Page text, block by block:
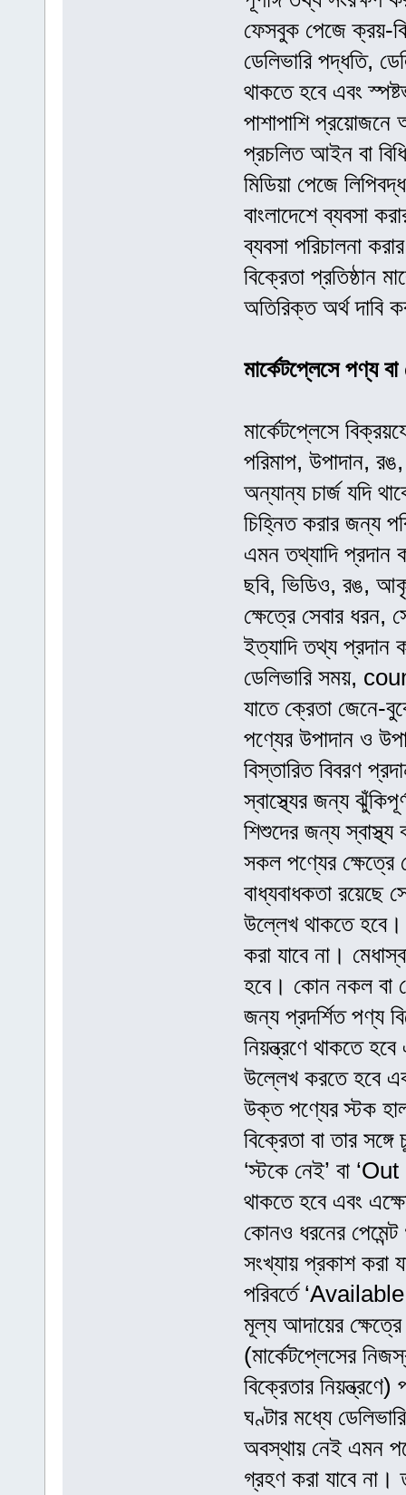
ফেসবুক পেজে ক্রয়-
ডেলিভারি পদ্ধতি,
থাকতে হবে এবং
পাশাপাশি প্রয়োজনে
প্রচলিত আইন বা
মিডিয়া পেজে
বাংলাদেশে ব্যবসা
ব্যবসা পরিচালনা
বিক্রেতা প্রতিষ্ঠান
অতিরিক্ত অর্থ দাবি
মার্কেটপ্লেসে পণ্য
মার্কেটপ্লেসে
পরিমাপ, উপাদান,
অন্যান্য চার্জ যদি
চিহ্নিত করার জন্য
এমন তথ্যাদি প্রদান
ছবি, ভিডিও, রঙ,
ক্ষেত্রে সেবার ধরন,
ইত্যাদি তথ্য প্রদান
ডেলিভারি সময়,
যাতে ক্রেতা জেনে-
পণ্যের উপাদান ও
বিস্তারিত বিবরণ
স্বাস্থ্যের জন্য
শিশুদের জন্য
সকল পণ্যের ক্ষেত্রে
বাধ্যবাধকতা রয়েছে
উল্লেখ থাকতে হবে।
করা যাবে না।
হবে। কোন নকল বা
জন্য প্রদর্শিত পণ্য
নিয়ন্ত্রণে থাকতে
উল্লেখ করতে হবে
উক্ত পণ্যের স্টক
বিক্রেতা বা তার
‘স্টকে নেই’ বা
থাকতে হবে এবং
কোনও ধরনের
সংখ্যায় প্রকাশ করা
পরিবর্তে
মূল্য আদায়ের
(মার্কেটপ্লেসের
বিক্রেতার
ঘণ্টার মধ্যে
অবস্থায় নেই এমন
গ্রহণ করা যাবে না।